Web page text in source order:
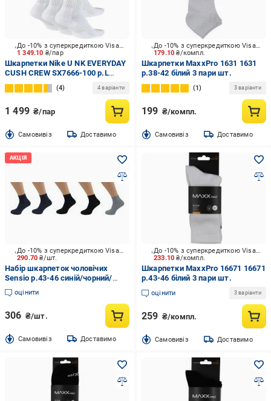
1 349.10 ₴/пар
До -10% з суперкредиткою Visa Вигода
Шкарпетки Nike U NK EVERYDAY
CUSH CREW SX7666-100 р.L
білий 6 шт.
4 4 варіанти
1 499 ₴/пар
Cамовивіз Доставимо
179.10₴/компл.
До -10% з суперкредиткою Visa Вигода
Шкарпетки MaxxPro 1631 1631
р.38-42 білий 3 пари шт.
1 3 варіанти
199 ₴/компл.
Cамовивіз Доставимо
290.70₴/шт.
До -10% з суперкредиткою Visa Вигода
Набір шкарпеток чоловічих
Sensio р.43-46 синій/чорний/
сірий 5 шт.
оцінити
306 ₴/шт.
Cамовивіз Доставимо
233.10₴/компл.
До -10% з суперкредиткою Visa Вигода
Шкарпетки MaxxPro 16671 16671
р.43-46 білий 3 пари шт.
оцінити 3 варіанти
259 ₴/компл.
Cамовивіз Доставимо